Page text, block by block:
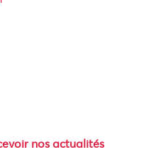
nos actualités